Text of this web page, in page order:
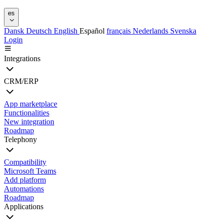
es
Dansk Deutsch English Español français Nederlands Svenska
Login
Integrations
CRM/ERP
App marketplace
Functionalities
New integration
Roadmap
Telephony
Compatibility
Microsoft Teams
Add platform
Automations
Roadmap
Applications